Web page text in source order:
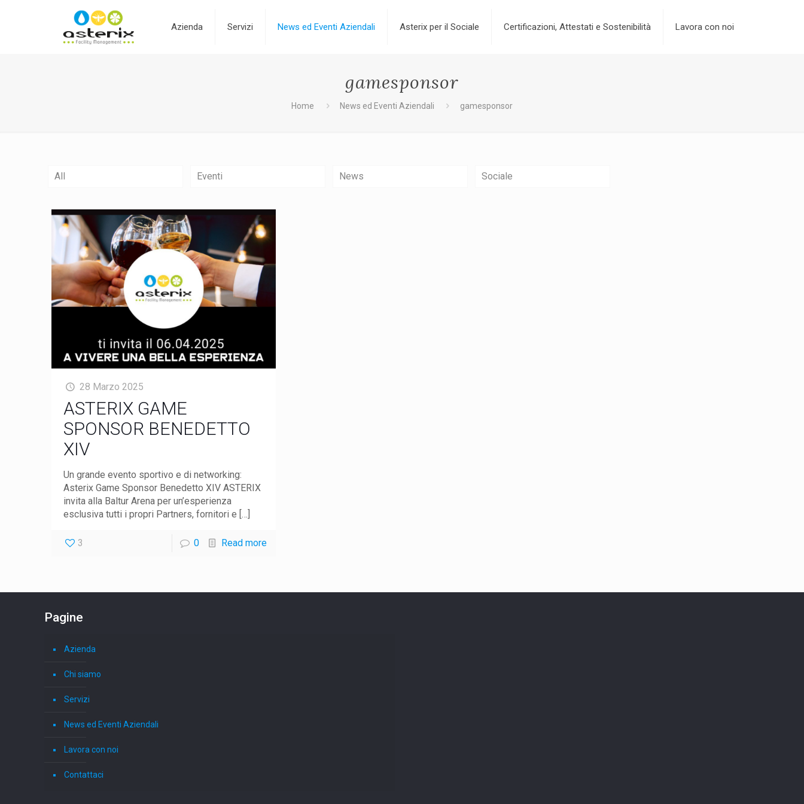
Azienda Servizi News ed Eventi Aziendali Asterix per il Sociale Certificazioni, Attestati e Sostenibilità Lavora con noi
gamesponsor
Home News ed Eventi Aziendali gamesponsor
All Eventi News Sociale
28 Marzo 2025
ASTERIX GAME
SPONSOR BENEDETTO
XIV
Un grande evento sportivo e di networking:
Asterix Game Sponsor Benedetto XIV ASTERIX
invita alla Baltur Arena per un’esperienza
esclusiva tutti i propri Partners, fornitori e […]
3 0 Read more
Pagine
Azienda
Chi siamo
Servizi
News ed Eventi Aziendali
Lavora con noi
Contattaci